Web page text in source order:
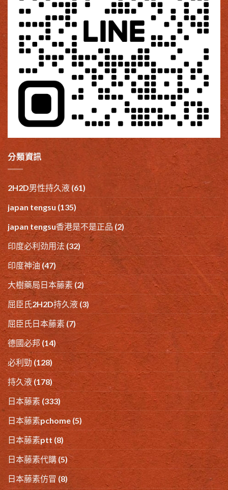
分類資訊
2H2D男性持久液 (61)
japan tengsu (135)
japan tengsu香港是不是正品 (2)
印度必利劲用法(32)
印度神油(47)
大樹藥局日本藤素 (2)
屈臣氏2H2D持久液 (3)
屈臣氏日本藤素(7)
德國必邦 (14)
必利勁(128)
持久液(178)
日本藤素 (333)
日本藤素pchome (5)
日本藤素ptt (8)
日本藤素代購 (5)
日本藤素仿冒 (8)